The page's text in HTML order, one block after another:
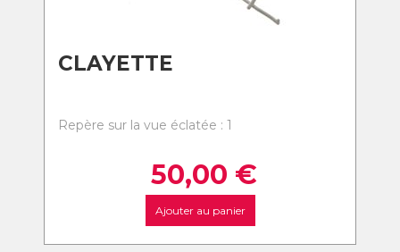
CLAYETTE
Repère sur la vue éclatée : 1
50,00 €
Ajouter au panier